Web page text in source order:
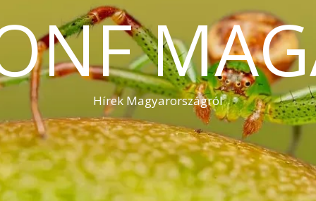
Hírek Magyarországról